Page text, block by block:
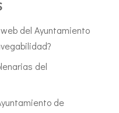
del Ayuntamiento
del
de